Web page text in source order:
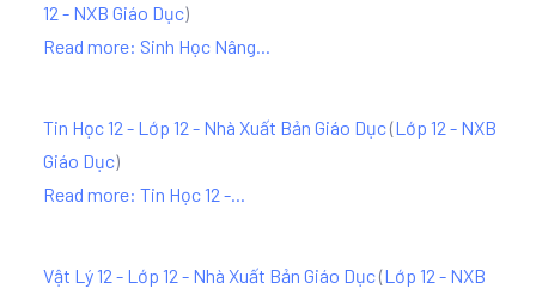
12 - NXB Giáo Dục)
Read more: Sinh Học Nâng...
Tin Học 12 - Lớp 12 - Nhà Xuất Bản Giáo Dục(Lớp 12 - NXB
Giáo Dục)
Read more: Tin Học 12 -...
Vật Lý 12 - Lớp 12 - Nhà Xuất Bản Giáo Dục(Lớp 12 - NXB